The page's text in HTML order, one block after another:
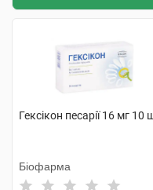
Гексікон песарії 16 мг 10
Біофарма